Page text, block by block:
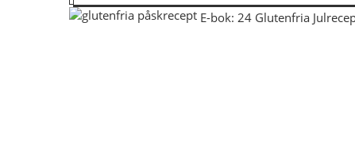
E-bok: 24 Glutenfria